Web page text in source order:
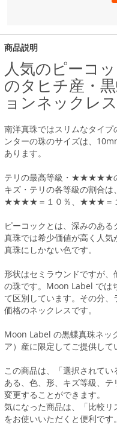
商品説明
人気のピーコ
のタヒチ産・
ョンネックレス
南洋真珠ではスリムなタイ
ンターの珠のサイズは、
あります。
テリの最高等級・★★★★★の
キズ・テリの各等級の割合
★★★★＝１０％、★★★＝１
ピーコックとは、深みのあ
真珠では希少価値が高く人
真珠にしかない色です。
形状はセミラウンドですが
の珠です。Moon Label では
て区別しています。その分
価格のネックレスです。
Moon Label の黒蝶真珠ネッ
ア）産に限定してご提供して
この商品は、「選択されて
ある、色、形、キズ等級、
変更することができます。
気になった商品は、「比較
をお使いいただくと便利です。